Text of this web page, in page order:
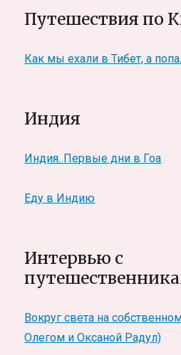
Путешествия по
Как мы ехали в Тибет, а
Индия
Индия. Первые дни в Гоа
Еду в Индию
Интервью с
Вокруг света на
Олегом и Оксаной Радул)